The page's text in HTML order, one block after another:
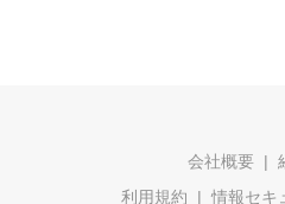
会社概要
利用規約
情報セキ